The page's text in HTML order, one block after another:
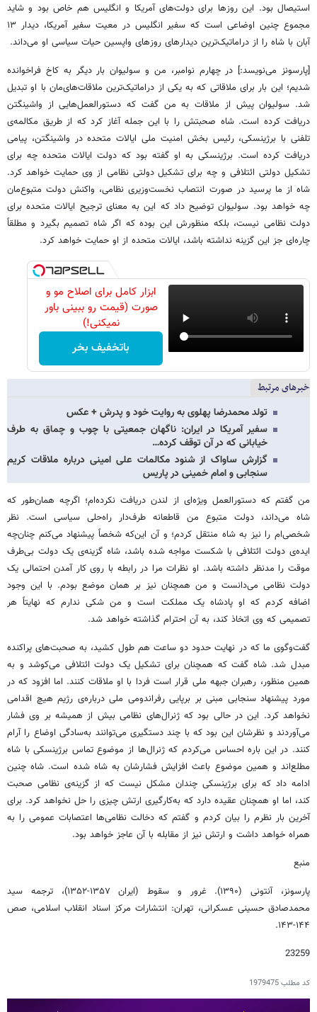
استیصال بود. این روزها برای دولت‌های آمریکا و انگلیس هم خاص بود و شاید
مجموع چنین اوضاعی است که سفیر انگلیس در معیت سفیر آمریکا، دیدار ۱۳
آبان با شاه را از دراماتیک‌ترین دیدارهای روزهای واپسین حیات سیاسی او می‌داند.
[پارسونز می‌نویسد:] در چهارم نوامبر، من و سولیوان بار دیگر به کاخ فراخوانده
شدیم؛ این بار برای ملاقاتی که به یکی از دراماتیک‌ترین ملاقات‌های‌مان با او تبدیل
شد. سولیوان پیش از ملاقات به من گفت که دستورالعمل‌هایی از واشینگتن
دریافت کرده است. شاه صحبتش را با این جمله آغاز کرد که از طریق مکالمه‌ی
تلفنی با برژینسکی، رئیس بخش امنیت ملی ایالات متحده در واشینگتن، پیامی
دریافت کرده است. برژینسکی به او گفته بود که دولت ایالات متحده چه برای
تشکیل دولتی ائتلافی و چه برای تشکیل دولتی نظامی از وی حمایت خواهد کرد.
شاه از ما پرسید در صورت انتصاب نخست‌وزیری نظامی، واکنش دولت متبوع‌مان
چه خواهد بود. سولیوان توضیح داد که این به معنای ترجیح ایالات متحده برای
دولت نظامی نیست، بلکه منظورش این بوده که اگر شاه تصمیم بگیرد و مطلقاً
چاره‌ای جز این گزینه نداشته باشد، ایالات متحده از او حمایت خواهد کرد.
ابزار کامل برای اصلاح مو و
صورت (قیمت رو ببینی باور
نمیکنی!)
باتخفیف بخر
خبرهای مرتبط
تولد محمدرضا پهلوی به روایت خود و پدرش + عکس
سفیر آمریکا در ایران: ناگهان جمعیتی با چوب و چماق به ‌طرف
خیابانی که در آن توقف کرده…
گزارش ساواک از شنود مکالمات علی امینی درباره ملاقات کریم
سنجابی و امام خمینی در پاریس
من گفتم که دستورالعمل ویژه‌ای از لندن دریافت نکرده‌ام؛ اگرچه همان‌طور که
شاه می‌داند، دولت متبوع من قاطعانه طرف‌دار راه‌حلی سیاسی است. نظر
شخصی‌ام را نیز به شاه منتقل کردم؛ و آن این‌که شخصاً پیشنهاد می‌کنم چنان‌چه
ایده‌ی دولت ائتلافی با شکست مواجه شده باشد، شاه گزینه‌ی یک دولت بی‌طرف
موقت را مدنظر داشته باشد. او نظرات مرا در رابطه با روی کار آمدن احتمالی یک
دولت نظامی می‌دانست و من همچنان نیز بر همان موضع بودم. با این‌ وجود
اضافه کردم که او پادشاه یک مملکت است و من شکی ندارم که نهایتاً هر
تصمیمی که وی اتخاذ کند، به آن احترام گذاشته خواهد شد.
گفت‌وگوی ما که در نهایت حدود دو ساعت هم طول کشید، به صحبت‌های پراکنده
مبدل شد. شاه گفت که همچنان برای تشکیل یک دولت ائتلافی می‌کوشد و به
همین منظور، رهبران جبهه ملی قرار است فردا با او ملاقات کنند. اما افزود که در
مورد پیشنهاد سنجابی مبنی بر برپایی رفراندومی ملی درباره‌ی رژیم هیچ اقدامی
نخواهد کرد. این در حالی بود که ژنرال‌های نظامی بیش از همیشه بر وی فشار
می‌آوردند و نظرشان این بود که با چند دستگیری می‌توانند به‌سادگی اوضاع را آرام
کنند. در این باره احساس می‌کردم که ژنرال‌ها از موضوع تماس برژینسکی با شاه
مطلع‌اند و همین موضوع باعث افزایش فشارشان به شاه شده است. شاه چنین
ادامه داد که برای برژینسکی چندان مشکل نیست که از گزینه‌ی نظامی صحبت
کند، اما او همچنان عقیده دارد که به‌کارگیری ارتش چیزی را حل نخواهد کرد. برای
آخرین بار نظرم را بیان کردم و گفتم که دخالت نظامی‌ها اعتصابات عمومی را به
همراه خواهد داشت و ارتش نیز از مقابله با آن عاجز خواهد بود.
منبع
پارسونز، آنتونی (۱۳۹۰). غرور و سقوط (ایران ۱۳۵۷-۱۳۵۲)، ترجمه سید
محمدصادق حسینی عسکرانی، تهران: انتشارات مرکز اسناد انقلاب اسلامی، صص
۱۴۴-۱۴۳.
23259
کد مطلب1979475